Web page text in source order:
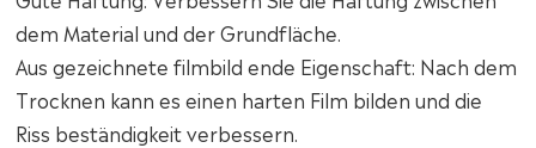
dem Material und der Grundfläche.
Aus gezeichnete filmbild ende Eigenschaft: Nach dem
Trocknen kann es einen harten Film bilden und die
Riss beständigkeit verbessern.